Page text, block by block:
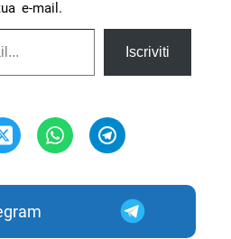
e-mail.
Iscriviti